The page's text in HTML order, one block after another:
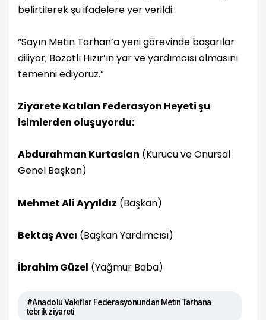
belirtilerek şu ifadelere yer verildi:
“Sayın Metin Tarhan’a yeni görevinde başarılar
diliyor; Bozatlı Hızır’ın yar ve yardımcısı olmasını
temenni ediyoruz.”
Ziyarete Katılan Federasyon Heyeti şu
isimlerden oluşuyordu:
Abdurahman Kurtaslan (Kurucu ve Onursal
Genel Başkan)
Mehmet Ali Ayyıldız (Başkan)
Bektaş Avcı (Başkan Yardımcısı)
İbrahim Güzel (Yağmur Baba)
#Anadolu Vakıflar Federasyonundan Metin Tarhana
tebrik ziyareti